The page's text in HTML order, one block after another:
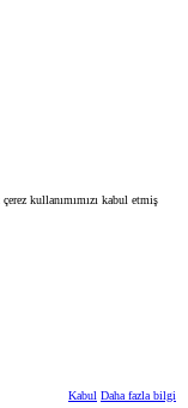
kullanımımızı kabul etmiş
Kabul Daha fazla bilgi